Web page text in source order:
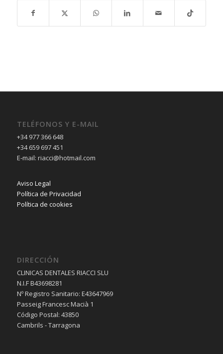
TELÉFONOS Y E-MAIL
+34 977 366 648
+34 659 697 451
E-mail: riacci@hotmail.com
Aviso Legal
Política de Privacidad
Política de cookies
DIRECCIÓN
CLINICAS DENTALES RIACCI SLU
N.I.F B43698281
Nº Registro Sanitario: E43647969
Passeig Francesc Macià 1
Código Postal: 43850
Cambrils - Tarragona